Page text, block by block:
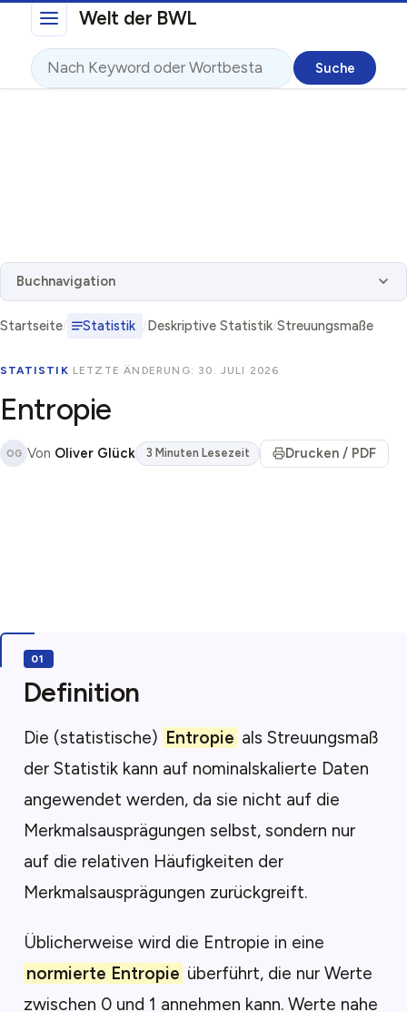
Direkt zum InhaltWelt der BWL
Suche
Buchnavigation
Startseite Statistik Deskriptive Statistik Streuungsmaße
STATISTIK· LETZTE ÄNDERUNG: 30. JULI 2026
Entropie
OG Von Oliver Glück 3 Minuten Lesezeit Drucken / PDF
Definition
Die (statistische) Entropie als Streuungsmaß
der Statistik kann auf nominalskalierte Daten
angewendet werden, da sie nicht auf die
Merkmalsausprägungen selbst, sondern nur
auf die relativen Häufigkeiten der
Merkmalsausprägungen zurückgreift.
Üblicherweise wird die Entropie in eine
normierte Entropie überführt, die nur Werte
zwischen 0 und 1 annehmen kann. Werte nahe